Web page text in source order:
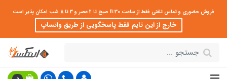
فروش حضوری و تماس تلفنی فقط از ساعت 11:30 صبح تا 2 عصر و 3 تا 8 شب امکان پذیر است
خارج از این تایم فقط پاسخگویی از طریق واتساپ